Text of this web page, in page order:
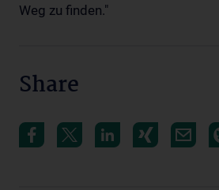
Weg zu finden."
Share